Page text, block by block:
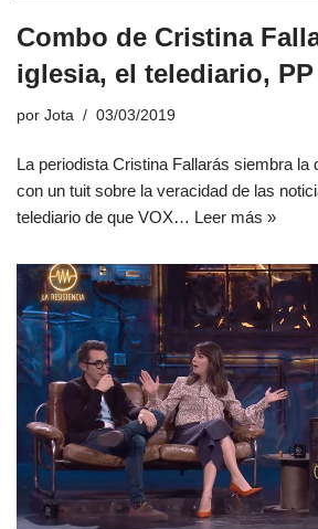
Combo de Cristina
iglesia, el telediario,
por Jota 03/03/2019
La periodista Cristina Fallarás siembra la
con un tuit sobre la veracidad de las
telediario de que VOX… Leer más »